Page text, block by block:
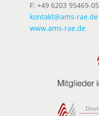
F: +49 6203 95469-05
kontakt@ams-rae.de
www.ams-rae.de